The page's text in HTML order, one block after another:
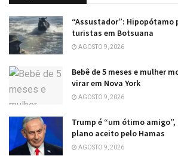
“Assustador”: Hipopótamo
turistas em Botsuana
AGOSTO 9, 2026
Bebê de 5 meses e mulher
virar em Nova York
AGOSTO 9, 2026
Trump é “um ótimo
plano aceito pelo Hamas
AGOSTO 9, 2026